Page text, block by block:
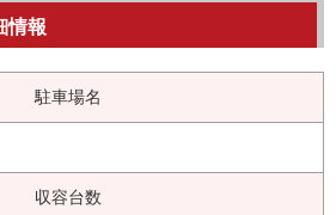
情報
駐車場名
収容台数